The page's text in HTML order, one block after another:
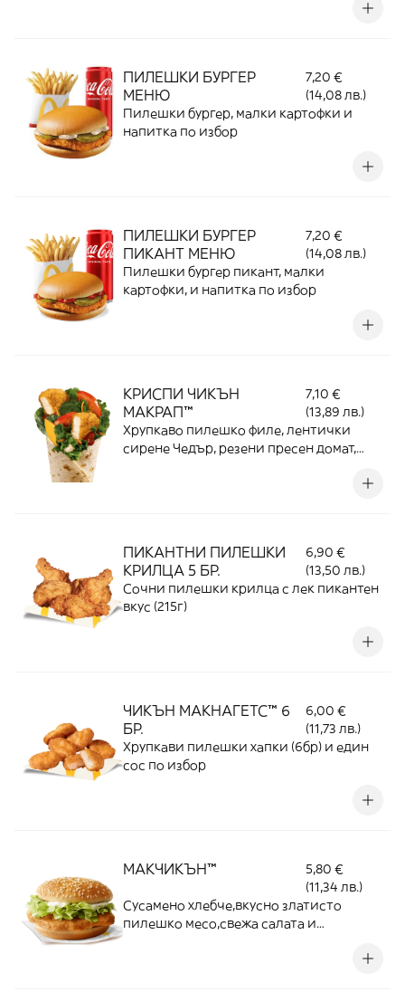
ПИЛЕШКИ БУРГЕР
МЕНЮ
7,20 €
(14,08 лв.)
Пилешки бургер, малки картофки и
напитка по избор
ПИЛЕШКИ БУРГЕР
ПИКАНТ МЕНЮ
7,20 €
(14,08 лв.)
Пилешки бургер пикант, малки
картофки, и напитка по избор
КРИСПИ ЧИКЪН
МАКРАП™
7,10 €
(13,89 лв.)
Хрупкаво пилешко филе, лентички
сирене Чедър, резени пресен домат,
лучен салца сос, майонезен сос и увити
ПИКАНТНИ ПИЛЕШКИ
КРИЛЦА 5 БР.
6,90 €
(13,50 лв.)
Сочни пилешки крилца с лек пикантен
вкус (215г)
ЧИКЪН МАКНАГЕТС™ 6
БР.
6,00 €
(11,73 лв.)
Хрупкави пилешки хапки (6бр) и един
сос по избор
МАКЧИКЪН™
5,80 €
(11,34 лв.)
Сусамено хлебче,вкусно златисто
пилешко месо,свежа салата и